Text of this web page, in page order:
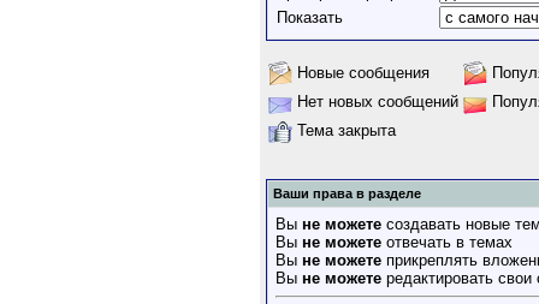
Показать
Новые сообщения
Нет новых сообщений
Тема закрыта
Ваши права в разделе
Вы не можете создавать новые
Вы не можете отвечать в темах
Вы не можете прикреплять
Вы не можете редактировать